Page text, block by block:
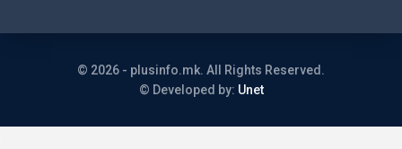
© 2026 - plusinfo.mk. All Rights Reserved.
© Developed by: Unet